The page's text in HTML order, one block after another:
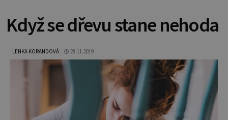
Když se dřevu stane nehoda
LENKA KORANDOVÁ 28.11.2019